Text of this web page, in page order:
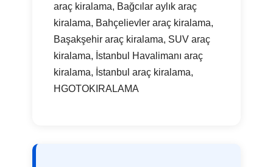
araç kiralama, Bağcılar aylık araç
kiralama, Bahçelievler araç kiralama,
Başakşehir araç kiralama, SUV araç
kiralama, İstanbul Havalimanı araç
kiralama, İstanbul araç kiralama,
HGOTOKIRALAMA